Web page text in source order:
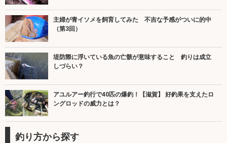
主婦が青イソメを飼育してみた 不吉な予感がついに的中
（第3回）
堤防際に浮いている魚の亡骸が意味すること 釣りは成立
しづらい？
アユルアー釣行で40匹の爆釣！【滋賀】 好釣果を支えたロ
ングロッドの威力とは？
釣り方から探す